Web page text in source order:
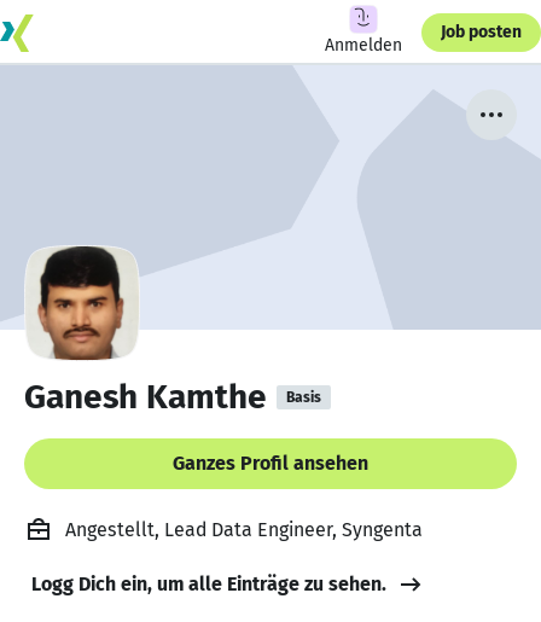
Anmelden
Job posten
Ganesh Kamthe Basis
Ganzes Profil ansehen
Angestellt, Lead Data Engineer, Syngenta
Logg Dich ein, um alle Einträge zu sehen.